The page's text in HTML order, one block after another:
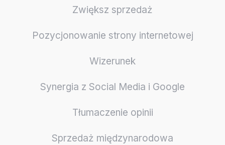
Zwiększ sprzedaż
Pozycjonowanie strony internetowej
Wizerunek
Synergia z Social Media i Google
Tłumaczenie opinii
Sprzedaż międzynarodowa